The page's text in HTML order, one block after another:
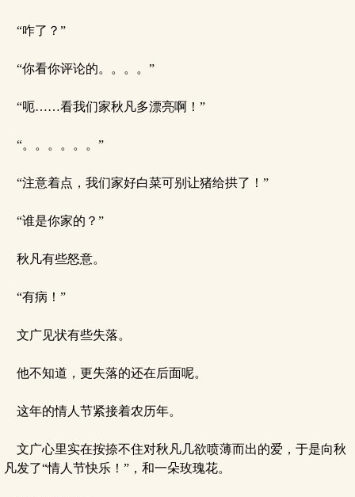
“咋了？”
“你看你评论的。。。。”
“呃……看我们家秋凡多漂亮啊！”
“。。。。。。”
“注意着点，我们家好白菜可别让猪给拱了！”
“谁是你家的？”
秋凡有些怒意。
“有病！”
文广见状有些失落。
他不知道，更失落的还在后面呢。
这年的情人节紧接着农历年。
文广心里实在按捺不住对秋凡几欲喷薄而出的爱，于是向秋
凡发了“情人节快乐！”，和一朵玫瑰花。